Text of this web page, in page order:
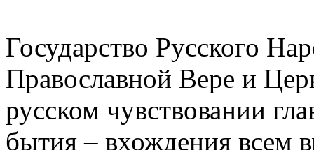
Государство Русского
Православной Вере и
русском чувствовании
бытия – вхождения всем